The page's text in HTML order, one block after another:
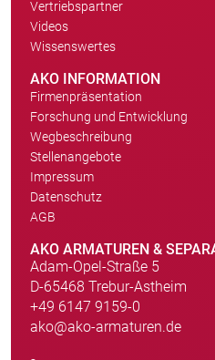
Vertriebspartner
Videos
Wissenswertes
AKO INFORMATION
Firmenpräsentation
Forschung und Entwicklung
Wegbeschreibung
Stellenangebote
Impressum
Datenschutz
AGB
AKO ARMATUREN &
Adam-Opel-Straße 5
D-65468 Trebur-Astheim
+49 6147 9159-0
ako@ako-armaturen.de